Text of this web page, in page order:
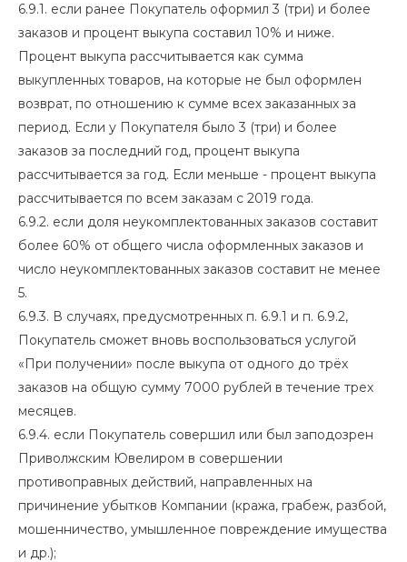
6.9.1. если ранее Покупатель оформил 3 (три) и более
заказов и процент выкупа составил 10% и ниже.
Процент выкупа рассчитывается как сумма
выкупленных товаров, на которые не был оформлен
возврат, по отношению к сумме всех заказанных за
период. Если у Покупателя было 3 (три) и более
заказов за последний год, процент выкупа
рассчитывается за год. Если меньше - процент выкупа
рассчитывается по всем заказам с 2019 года.
6.9.2. если доля неукомплектованных заказов составит
более 60% от общего числа оформленных заказов и
число неукомплектованных заказов составит не менее
5.
6.9.3. В случаях, предусмотренных п. 6.9.1 и п. 6.9.2,
Покупатель сможет вновь воспользоваться услугой
«При получении» после выкупа от одного до трёх
заказов на общую сумму 7000 рублей в течение трех
месяцев.
6.9.4. если Покупатель совершил или был заподозрен
Приволжским Ювелиром в совершении
противоправных действий, направленных на
причинение убытков Компании (кража, грабеж, разбой,
мошенничество, умышленное повреждение имущества
и др.);